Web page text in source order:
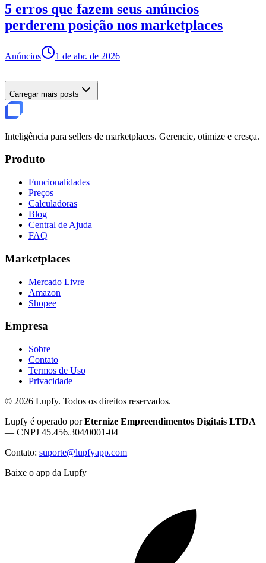
5 erros que fazem seus anúncios
perderem posição nos marketplaces
Anúncios 1 de abr. de 2026
Carregar mais posts
Inteligência para sellers de marketplaces. Gerencie, otimize e cresça.
Produto
Funcionalidades
Preços
Calculadoras
Blog
Central de Ajuda
FAQ
Marketplaces
Mercado Livre
Amazon
Shopee
Empresa
Sobre
Contato
Termos de Uso
Privacidade
© 2026 Lupfy. Todos os direitos reservados.
Lupfy é operado porEternize Empreendimentos Digitais LTDA
— CNPJ 45.456.304/0001-04
Contato: suporte@lupfyapp.com
Baixe o app da Lupfy